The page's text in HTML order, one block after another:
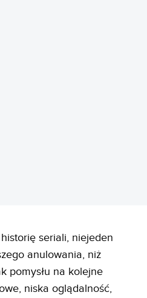
seriali, niejeden
anulowania, niż
pomysłu na kolejne
niska oglądalność,